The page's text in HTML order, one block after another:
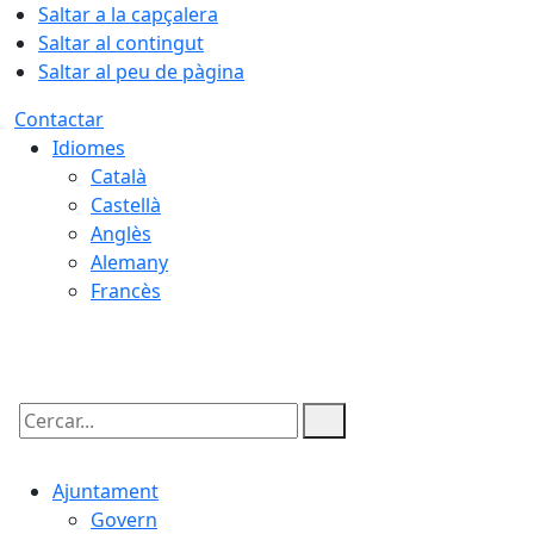
Saltar a la capçalera
Saltar al contingut
Saltar al peu de pàgina
Contactar
Idiomes
Català
Castellà
Anglès
Alemany
Francès
Cercar:
Ajuntament
Govern